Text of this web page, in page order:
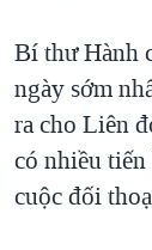
NGƯ DÂN
BÊN KIA
QUAN HỆ
Bí thư Hành
ngày sớm
ra cho Liên
có nhiều
cuộc đối